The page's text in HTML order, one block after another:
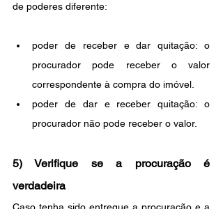
de poderes diferente:
poder de receber e dar quitação: o
procurador pode receber o valor
correspondente à compra do imóvel.
poder de dar e receber quitação: o
procurador não pode receber o valor.
5) Verifique se a procuração é
verdadeira